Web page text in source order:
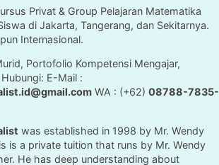
Privat & Group Pelajaran Matematika
di Jakarta, Tangerang, dan Sekitarnya.
Internasional.
Portofolio Kompetensi Mengajar,
E-Mail :
WA : (+62) 08788-7835-
was established in 1998 by Mr. Wendy
is a private tuition that runs by Mr. Wendy
He has deep understanding about